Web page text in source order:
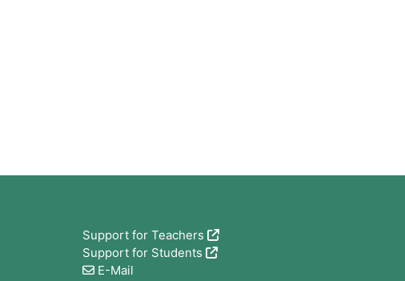
Support for Teachers
Support for Students
E-Mail